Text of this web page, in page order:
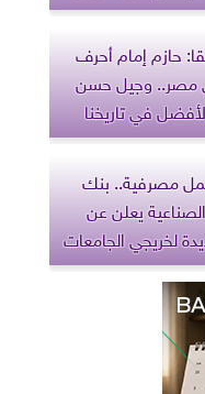
حازم إمام أحرف
مصر.. وجيل حسن
في تاريخنا
مصرفية.. بنك
الصناعية يعلن عن
لخريجي الجامعات